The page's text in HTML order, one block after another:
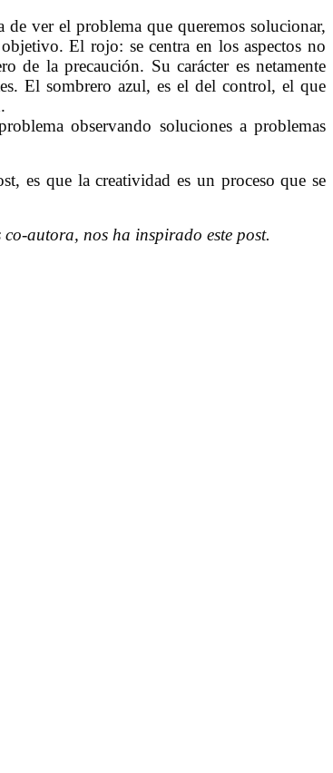
de ver el problema que queremos solucionar,
El rojo: se centra en los aspectos no
de la precaución. Su carácter es netamente
El sombrero azul, es el del control, el que
observando soluciones a problemas
es que la creatividad es un proceso que se
co-autora, nos ha inspirado este post.